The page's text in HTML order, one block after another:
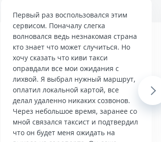
Первый раз воспользовался этим
сервисом. Поначалу слегка
волновался ведь незнакомая страна
кто знает что может случиться. Но
хочу сказать что киви такси
оправдали все мои ожидания с
лихвой. Я выбрал нужный маршрут,
оплатил локальной картой, все
делал удаленно никаких созвонов.
Через небольшое время, заранее со
мной связался таксист и подтвердил
что он будет меня ожидать на
Next